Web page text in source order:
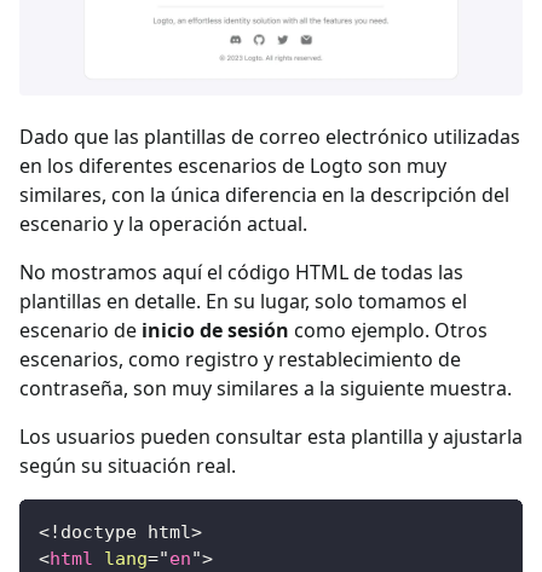
Dado que las plantillas de correo electrónico utilizadas
en los diferentes escenarios de Logto son muy
similares, con la única diferencia en la descripción del
escenario y la operación actual.
No mostramos aquí el código HTML de todas las
plantillas en detalle. En su lugar, solo tomamos el
escenario de inicio de sesión como ejemplo. Otros
escenarios, como registro y restablecimiento de
contraseña, son muy similares a la siguiente muestra.
Los usuarios pueden consultar esta plantilla y ajustarla
según su situación real.
<! doctype html>
<html lang="en">